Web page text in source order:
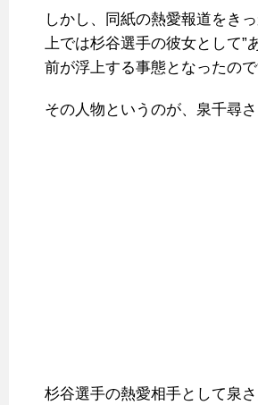
しかし、同紙の熱愛報道をき
上では杉谷選手の彼女として”
前が浮上する事態となったので
その人物というのが、泉千尋さ
杉谷選手の熱愛相手として泉